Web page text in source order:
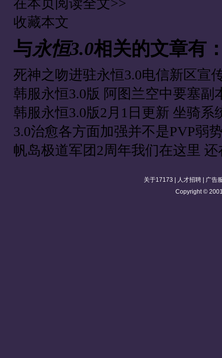
在本页阅读全文>>
收藏本文
与永恒3.0相关的文章有
死神之吻进驻永恒3.0电信新区宣
韩服永恒3.0版 阿图兰空中要塞副
韩服永恒3.0版2月1日更新 坐骑系
3.0治愈各方面加强并不是PVP弱
帆岛极道军团2周年我们在这里 还
关于17173 人才招聘|
广告
Copyright ©